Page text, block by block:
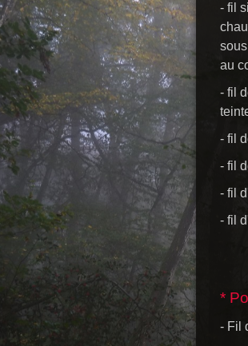
- fil
au
- fil
- fil
- fil
- fil
- fil
*
- Fil